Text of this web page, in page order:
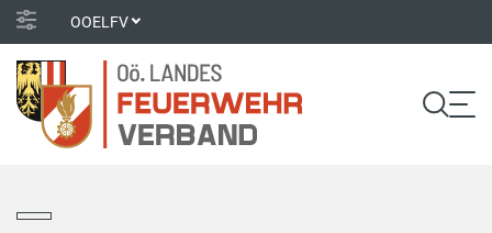
OOELFV